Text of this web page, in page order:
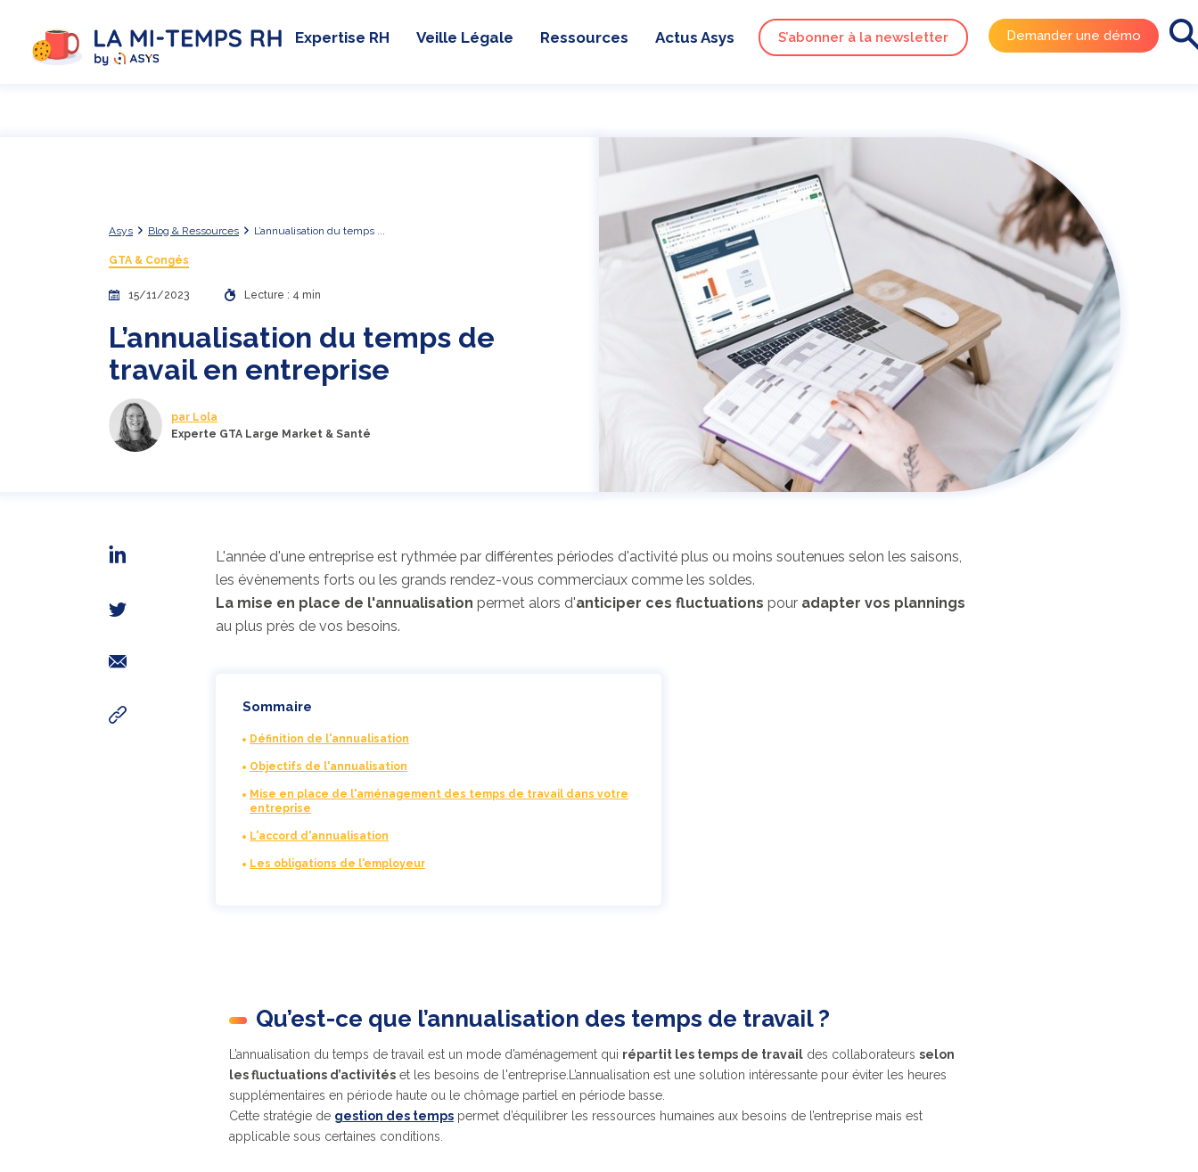
Expertise RH Veille Légale Ressources Actus Asys S’abonner à la newsletter Demander une démo
Asys Blog & Ressources L’annualisation du temps ...
GTA & Congés
15/11/2023 Lecture : 4 min
L’annualisation du temps de
travail en entreprise
par Lola
Experte GTA Large Market & Santé
L'année d'une entreprise est rythmée par différentes périodes d'activité plus ou moins soutenues selon les saisons,
les évènements forts ou les grands rendez-vous commerciaux comme les soldes.
La mise en place de l'annualisation permet alors d'anticiper ces fluctuations pour adapter vos plannings
au plus près de vos besoins.
Sommaire
Définition de l'annualisation
Objectifs de l'annualisation
Mise en place de l'aménagement des temps de travail dans votre
entreprise
L'accord d'annualisation
Les obligations de l'employeur
Qu’est-ce que l’annualisation des temps de travail ?
L’annualisation du temps de travail est un mode d’aménagement qui répartit les temps de travail des collaborateurs selon
les fluctuations d’activités et les besoins de l'entreprise.
L’annualisation est une solution intéressante pour éviter les heures
supplémentaires en période haute ou le chômage partiel en période basse.
Cette stratégie de gestion des temps permet d’équilibrer les ressources humaines aux besoins de l’entreprise mais est
applicable sous certaines conditions.